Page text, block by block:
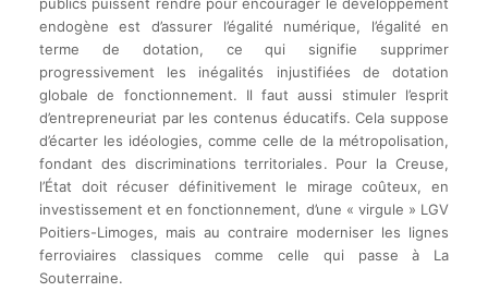
endogène est d’assurer l’égalité numérique, l’égalité en
terme de dotation, ce qui signifie supprimer
progressivement les inégalités injustifiées de dotation
globale de fonctionnement. Il faut aussi stimuler l’esprit
d’entrepreneuriat par les contenus éducatifs. Cela suppose
d’écarter les idéologies, comme celle de la métropolisation,
fondant des discriminations territoriales. Pour la Creuse,
l’État doit récuser définitivement le mirage coûteux, en
investissement et en fonctionnement, d’une « virgule » LGV
Poitiers-Limoges, mais au contraire moderniser les lignes
ferroviaires classiques comme celle qui passe à La
Souterraine.